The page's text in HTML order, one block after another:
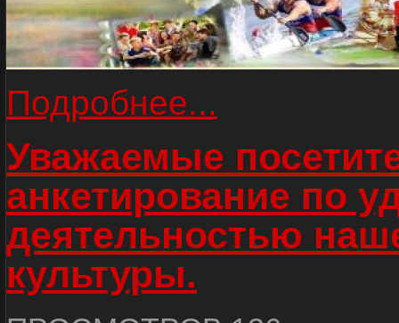
Подробнее...
Уважаемые
анкетирование по
деятельностью
культуры.